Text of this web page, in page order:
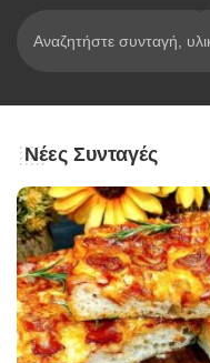
Νέες Συνταγές